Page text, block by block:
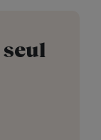
seul